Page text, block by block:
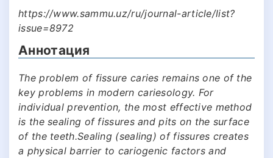
https://www.sammu.uz/ru/journal-article/list?
issue=8972
Аннотация
The problem of fissure caries remains one of the
key problems in modern cariesology. For
individual prevention, the most effective method
is the sealing of fissures and pits on the surface
of the teeth.Sealing (sealing) of fissures creates
a physical barrier to cariogenic factors and